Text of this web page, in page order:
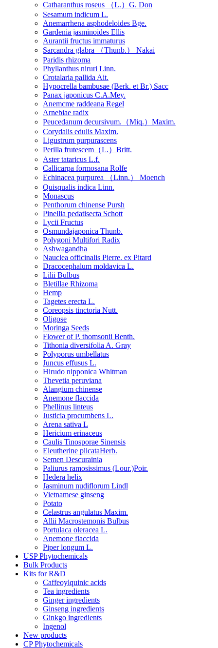
Catharanthus roseus （L.）G. Don
Sesamum indicum L.
Anemarrhena asphodeloides Bge.
Gardenia jasminoides Ellis
Aurantii fructus immaturus
Sarcandra glabra （Thunb.） Nakai
Paridis rhizoma
Phyllanthus niruri Linn.
Crotalaria pallida Ait.
Hypocrella bambusae (Berk. et Br.) Sacc
Panax japonicus C.A.Mey.
Anemcme raddeana Regel
Arnebiae radix
Peucedanum decursivum.（Miq.）Maxim.
Corydalis edulis Maxim.
Ligustrum purpurascens
Perilla frutescem（L.）Britt.
Aster tataricus L.f.
Callicarpa formosana Rolfe
Echinacea purpurea （Linn.） Moench
Quisqualis indica Linn.
Monascus
Penthorum chinense Pursh
Pinellia pedatisecta Schott
Lycii Fructus
Osmundajaponica Thunb.
Polygoni Multifori Radix
Ashwagandha
Nauclea officinalis Pierre. ex Pitard
Dracocephalum moldavica L.
Lilii Bulbus
Bletillae Rhizoma
Hemp
Tagetes erecta L.
Coreopsis tinctoria Nutt.
Oligose
Moringa Seeds
Flower of P. thomsonii Benth.
Tithonia diversifolia A. Gray
Polyporus umbellatus
Juncus effusus L.
Hirudo nipponica Whitman
Thevetia peruviana
Alangium chinense
Anemone flaccida
Phellinus linteus
Justicia procumbens L.
Arena sativa L
Hericium erinaceus
Caulis Tinosporae Sinensis
Eleutherine plicataHerb.
Semen Descurainia
Paliurus ramosissimus (Lour.)Poir.
Hedera helix
Jasminum nudiflorum Lindl
Vietnamese ginseng
Potato
Celastrus angulatus Maxim.
Allii Macrostemonis Bulbus
Portulaca oleracea L.
Anemone flaccida
Piper longum L.
USP Phytochemicals
Bulk Products
Kits for R&D
Caffeoylquinic acids
Tea ingredients
Ginger ingredients
Ginseng ingredients
Ginkgo ingredients
Ingenol
New products
CP Phytochemicals